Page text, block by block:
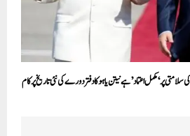
پر ‘ مکمل اعتماد’ ہے نیتن یاہو کا دفتر دورے کی نئی تاریخ پر کام